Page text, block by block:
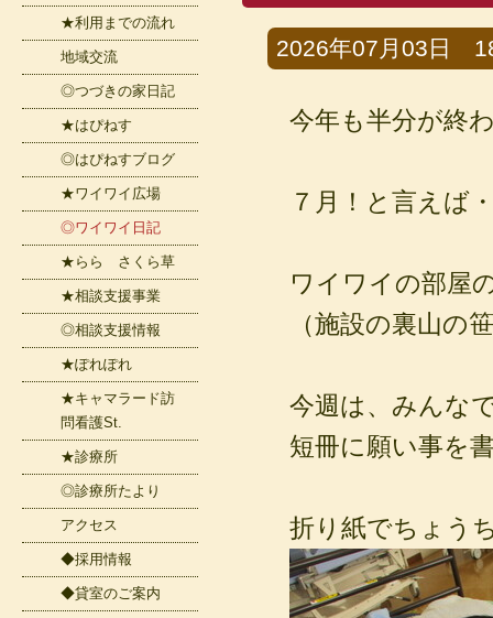
2026年07月03日
今年も半分が終
７月！と言えば
ワイワイの部屋
（施設の裏山の
今週は、みんな
短冊に願い事を
折り紙でちょう
★利用までの流れ
地域交流
◎つづきの家日記
★はぴねす
◎はぴねすブログ
★ワイワイ広場
◎ワイワイ日記
★らら さくら草
★相談支援事業
◎相談支援情報
★ぽれぽれ
★キャマラード訪
問看護St.
★診療所
◎診療所たより
アクセス
◆採用情報
◆貸室のご案内